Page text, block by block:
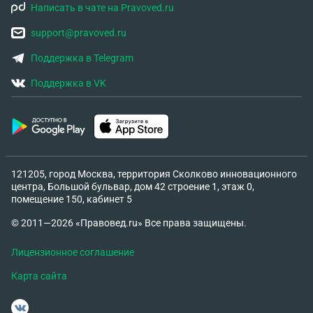
звонок или запись по телефону, а именно через
Госуслуги. Как мне заставить учреждение так
чтобы я смог полноценно записаться не имея
этих государственных услуг, на основании каких
прав, и законов чтобы имея давления на
человека чтобы я в обязательной форме поступил
по их правилам.
Написать в чате на Pravoved.ru
support@pravoved.ru
Поддержка в Telegram
Поддержка в VK
121205, город Москва, территория Сколково инновационного
центра, Большой бульвар, дом 42 строение 1, этаж 0,
помещение 150, кабинет 5
© 2011—2026 «Правовед.ru» Все права защищены.
Лицензионное соглашение
Карта сайта